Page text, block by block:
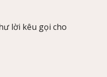
lời kêu gọi cho